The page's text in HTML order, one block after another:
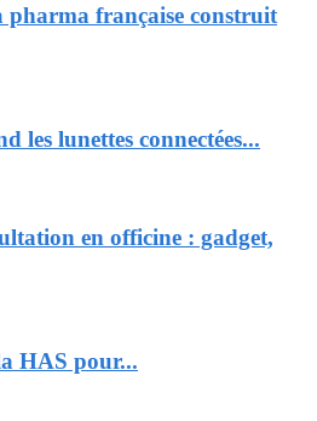
pharma française construit
les lunettes connectées...
en officine : gadget,
HAS pour...